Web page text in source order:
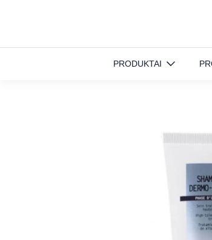
PRODUKTAI